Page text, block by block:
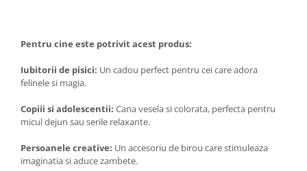
Pentru cine este potrivit acest produs:
Iubitorii de pisici: Un cadou perfect pentru cei care adora
felinele si magia.
Copiii si adolescentii: Cana vesela si colorata, perfecta pentru
micul dejun sau serile relaxante.
Persoanele creative: Un accesoriu de birou care stimuleaza
imaginatia si aduce zambete.